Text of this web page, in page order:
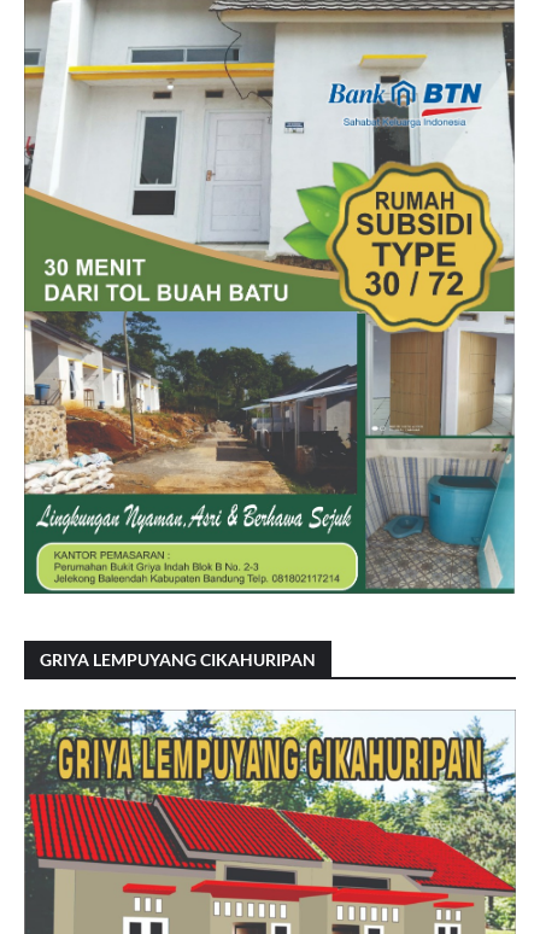
GRIYA LEMPUYANG CIKAHURIPAN